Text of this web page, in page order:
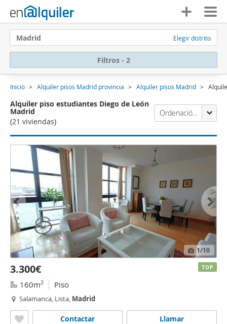
Madrid Elegir distrito
Filtros - 2
Inicio Alquiler pisos Madrid provincia Alquiler pisos Madrid
Alquiler piso estudiantes Diego de León
Madrid
(21 viviendas)
Ordenación Enalquiler
1/10
3.300€
160m2 Piso
Salamanca, Lista, Madrid
Llamar
Contactar
TOP